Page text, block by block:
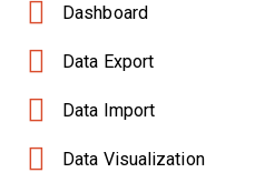
Dashboard
Data Export
Data Import
Data Visualization